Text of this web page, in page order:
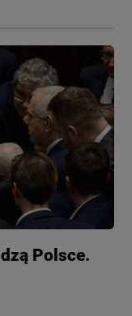
Polsce.